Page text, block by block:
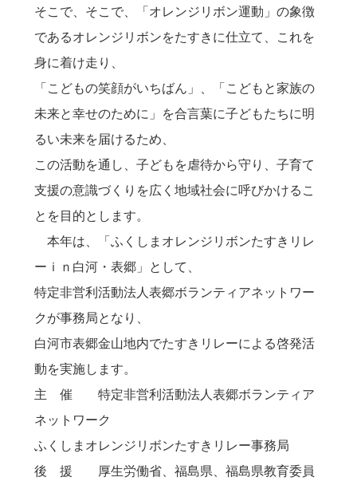
そこで、そこで、「オレンジリボン運動」の象徴
であるオレンジリボンをたすきに仕立て、これを
身に着け走り、
「こどもの笑顔がいちばん」、「こどもと家族の
未来と幸せのために」を合言葉に子どもたちに明
るい未来を届けるため、
この活動を通し、子どもを虐待から守り、子育て
支援の意識づくりを広く地域社会に呼びかけるこ
とを目的とします。
本年は、「ふくしまオレンジリボンたすきリレ
ーｉｎ白河・表郷」として、
特定非営利活動法人表郷ボランティアネットワー
クが事務局となり、
白河市表郷金山地内でたすきリレーによる啓発活
動を実施します。
主 催 特定非営利活動法人表郷ボランティア
ネットワーク
ふくしまオレンジリボンたすきリレー事務局
後 援 厚生労働省、福島県、福島県教育委員